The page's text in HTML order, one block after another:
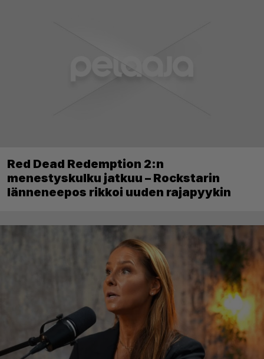
Red Dead Redemption 2:n
menestyskulku jatkuu – Rockstarin
länneneepos rikkoi uuden rajapyykin